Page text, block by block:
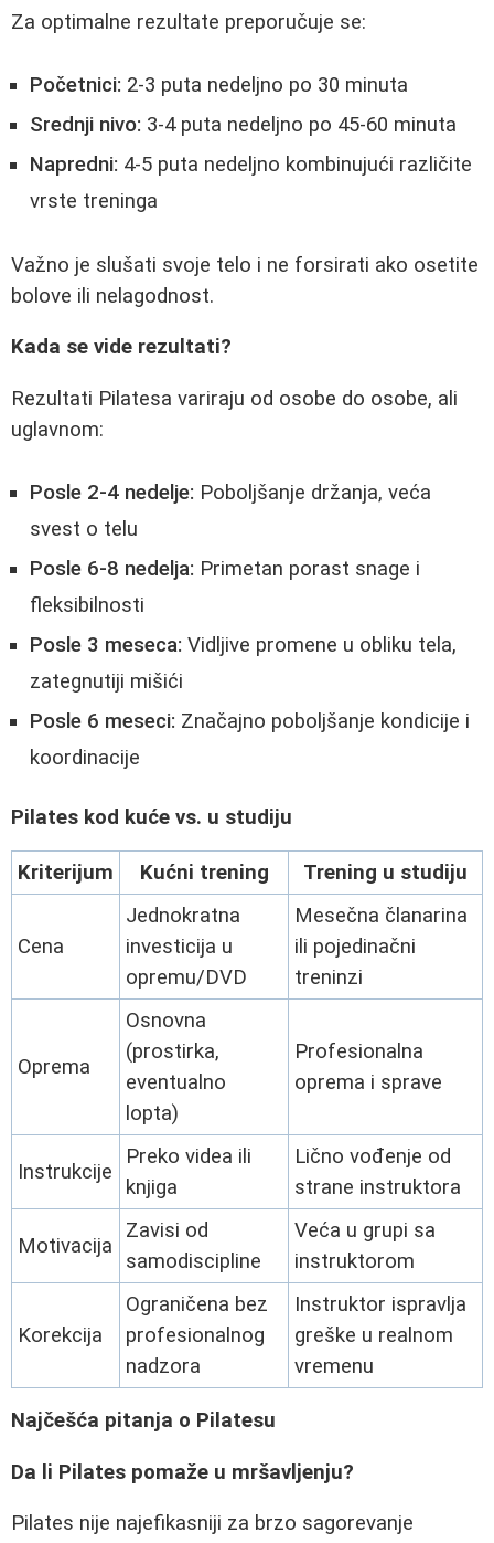
Za optimalne rezultate preporučuje se:
Početnici: 2-3 puta nedeljno po 30 minuta
Srednji nivo: 3-4 puta nedeljno po 45-60 minuta
Napredni: 4-5 puta nedeljno kombinujući različite
vrste treninga
Važno je slušati svoje telo i ne forsirati ako osetite
bolove ili nelagodnost.
Kada se vide rezultati?
Rezultati Pilatesa variraju od osobe do osobe, ali
uglavnom:
Posle 2-4 nedelje: Poboljšanje držanja, veća
svest o telu
Posle 6-8 nedelja: Primetan porast snage i
fleksibilnosti
Posle 3 meseca: Vidljive promene u obliku tela,
zategnutiji mišići
Posle 6 meseci: Značajno poboljšanje kondicije i
koordinacije
Pilates kod kuće vs. u studiju
Kriterijum Kućni trening Trening u studiju
Cena
Jednokratna
investicija u
opremu/DVD
Mesečna članarina
ili pojedinačni
treninzi
Oprema
Osnovna
(prostirka,
eventualno
lopta)
Profesionalna
oprema i sprave
Instrukcije
Preko videa ili
knjiga
Lično vođenje od
strane instruktora
Motivacija
Zavisi od
samodiscipline
Veća u grupi sa
instruktorom
Korekcija
Ograničena bez
profesionalnog
nadzora
Instruktor ispravlja
greške u realnom
vremenu
Najčešća pitanja o Pilatesu
Da li Pilates pomaže u mršavljenju?
Pilates nije najefikasniji za brzo sagorevanje